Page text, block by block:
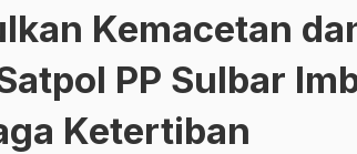
Kemacetan
PP Sulbar
Ketertiban